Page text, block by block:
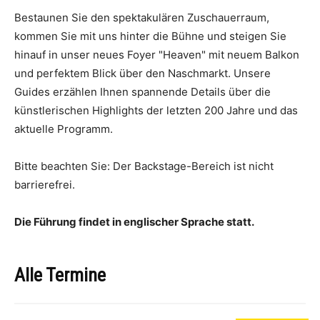
Bestaunen Sie den spektakulären Zuschauerraum,
kommen Sie mit uns hinter die Bühne und steigen Sie
hinauf in unser neues Foyer "Heaven" mit neuem Balkon
und perfektem Blick über den Naschmarkt. Unsere
Guides erzählen Ihnen spannende Details über die
künstlerischen Highlights der letzten 200 Jahre und das
aktuelle Programm.
Bitte beachten Sie: Der Backstage-Bereich ist nicht
barrierefrei.
Die Führung findet in englischer Sprache statt.
Alle Termine